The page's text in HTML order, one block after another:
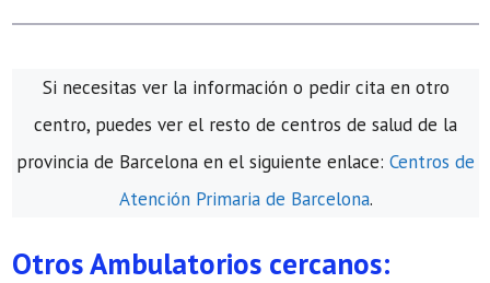
Si necesitas ver la información o pedir cita en otro
centro, puedes ver el resto de centros de salud de la
provincia de Barcelona en el siguiente enlace: Centros de
Atención Primaria de Barcelona.
Otros Ambulatorios cercanos: